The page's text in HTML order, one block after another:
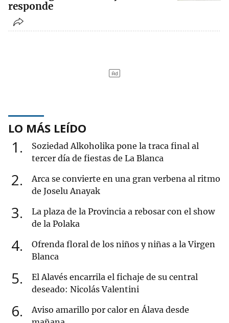
responde
LO MÁS LEÍDO
1
Soziedad Alkoholika pone la traca final al
tercer día de fiestas de La Blanca
2
Arca se convierte en una gran verbena al ritmo
de Joselu Anayak
3
La plaza de la Provincia a rebosar con el show
de la Polaka
4
Ofrenda floral de los niños y niñas a la Virgen
Blanca
5
El Alavés encarrila el fichaje de su central
deseado: Nicolás Valentini
6
Aviso amarillo por calor en Álava desde